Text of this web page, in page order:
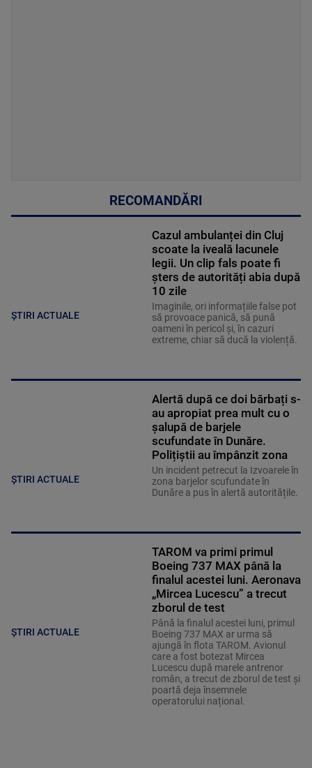
RECOMANDĂRI
ȘTIRI ACTUALE
Cazul ambulanței din Cluj
scoate la iveală lacunele
legii. Un clip fals poate fi
șters de autorități abia după
10 zile
Imaginile, ori informațiile false pot
să provoace panică, să pună
oameni în pericol și, în cazuri
extreme, chiar să ducă la violență.
ȘTIRI ACTUALE
Alertă după ce doi bărbați s-
au apropiat prea mult cu o
șalupă de barjele
scufundate în Dunăre.
Polițiștii au împânzit zona
Un incident petrecut la Izvoarele în
zona barjelor scufundate în
Dunăre a pus în alertă autoritățile.
ȘTIRI ACTUALE
TAROM va primi primul
Boeing 737 MAX până la
finalul acestei luni. Aeronava
„Mircea Lucescu” a trecut
zborul de test
Până la finalul acestei luni, primul
Boeing 737 MAX ar urma să
ajungă în flota TAROM. Avionul
care a fost botezat Mircea
Lucescu după marele antrenor
român, a trecut de zborul de test și
poartă deja însemnele
operatorului național.